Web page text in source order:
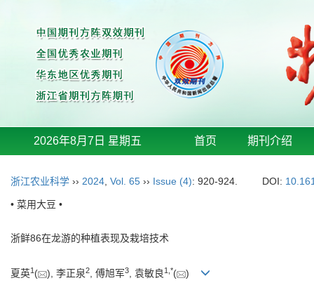
2026年8月7日 星期五 首页 期刊介绍
浙江农业科学 ›› 2024 Vol. 65 ›› Issue (4): 920-924. DOI:
• 菜用大豆 •
浙鲜86在龙游的种植表现及栽培技术
夏英1 ( ), 李正泉2, 傅旭军3, 袁敏良1 *( )